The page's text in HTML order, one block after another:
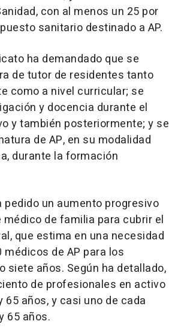
con al menos un 25 por
sanitario destinado a AP.
ha demandado que se
de tutor de residentes tanto
como a nivel curricular; se
y docencia durante el
y también posteriormente; y se
de AP, en su modalidad
durante la formación
pedido un aumento progresivo
de familia para cubrir el
que estima en una necesidad
médicos de AP para los
siete años. Según ha detallado,
de profesionales en activo
65 años, y casi uno de cada
65 años.